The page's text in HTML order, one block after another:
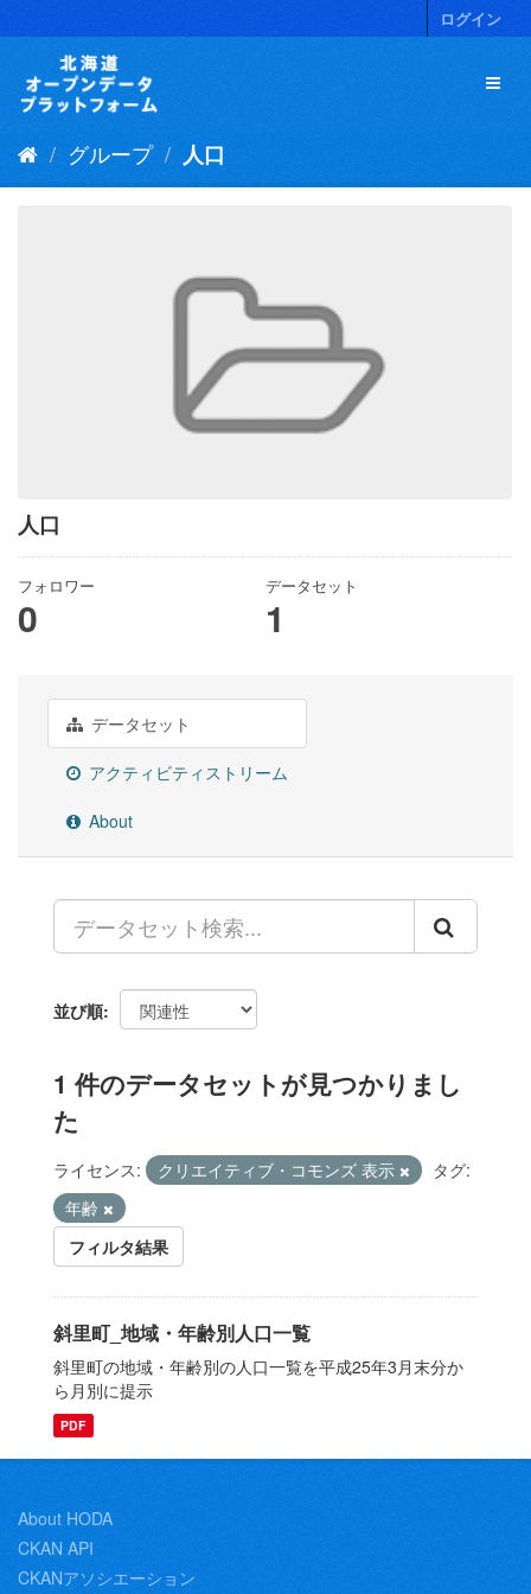
キ
ログイン
グループ 人口
人口
フォロワー
0
データセット
1
データセット
アクティビティストリーム
About
並び順
1 件のデータセットが見つかりまし
た
ライセンス: クリエイティブ・コモンズ 表示
タグ:
年齢
フィルタ結果
斜里町_地域・年齢別人口一覧
斜里町の地域・年齢別の人口一覧を平成25年3月末分か
ら月別に提示
PDF
About HODA
CKAN API
CKANアソシエーション